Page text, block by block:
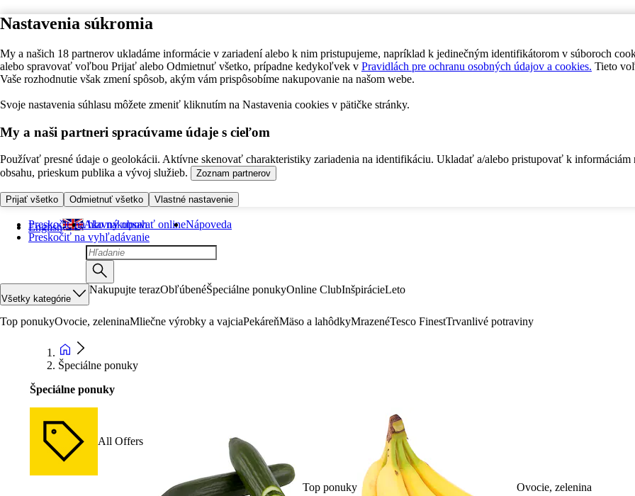
Nastavenia súkromia
My a našich 18 partnerov ukladáme informácie v zariadení alebo k nim pristupujeme, napríklad k jedinečným identifikátorom v súboroch
alebo spravovať voľbou Prijať alebo Odmietnuť všetko, prípadne kedykoľvek v Pravidlách pre ochranu osobných údajov a cookies. Tieto
Vaše rozhodnutie však zmení spôsob, akým vám prispôsobíme nakupovanie na našom webe.
Svoje nastavenia súhlasu môžete zmeniť kliknutím na Nastavenia cookies v pätičke stránky.
My a naši partneri spracúvame údaje s cieľom
Používať presné údaje o geolokácii. Aktívne skenovať charakteristiky zariadenia na identifikáciu. Ukladať a/alebo pristupovať k informáciám
obsahu, prieskum publika a vývoj služieb.
Zoznam partnerov
Prijať všetko Odmietnuť všetko Vlastné nastavenie
Preskočiť na hlavný obsah
Preskočiť na vyhľadávanie
English Ako nakupovať onlineNápoveda
Všetky kategórie
Nakupujte terazObľúbenéŠpeciálne ponukyOnline ClubInšpirácieLeto
Top ponukyOvocie, zeleninaMliečne výrobky a vajciaPekáreňMäso a lahôdkyMrazenéTesco FinestTrvanlivé potraviny
Špeciálne ponuky
Špeciálne ponuky
All Offers
Top ponuky Ovocie, zelenina